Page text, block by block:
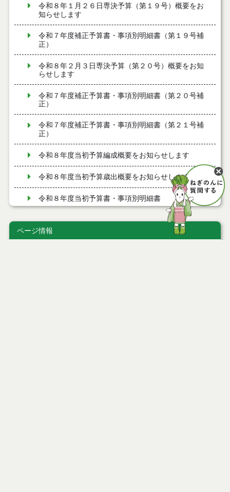
令和８年１月２６日専決予算（第１９号）概要をお
知らせします
令和７年度補正予算書・事項別明細書（第１９号補
正）
令和８年２月３日専決予算（第２０号）概要をお知
らせします
令和７年度補正予算書・事項別明細書（第２０号補
正）
令和７年度補正予算書・事項別明細書（第２１号補
正）
令和８年度当初予算編成概要をお知らせします
令和８年度当初予算歳出概要をお知らせします
令和８年度当初予算書・事項別明細書
令和７年度補正予算書・事項別明細書（第１７号補
正）
ページ情報